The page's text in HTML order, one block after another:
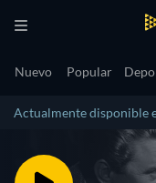
Nuevo Popular
Actualmente disponible